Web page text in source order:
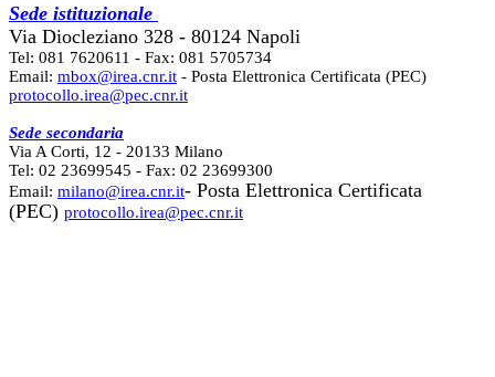
Sede istituzionale
Via Diocleziano 328 - 80124 Napoli
Tel: 081 7620611 - Fax: 081 5705734
Email: mbox@irea.cnr.it - Posta Elettronica Certificata (PEC)
protocollo.irea@pec.cnr.it
Sede secondaria
Via A Corti, 12 - 20133 Milano
Tel: 02 23699545 - Fax: 02 23699300
Email: milano@irea.cnr.it- Posta Elettronica Certificata
(PEC) protocollo.irea@pec.cnr.it